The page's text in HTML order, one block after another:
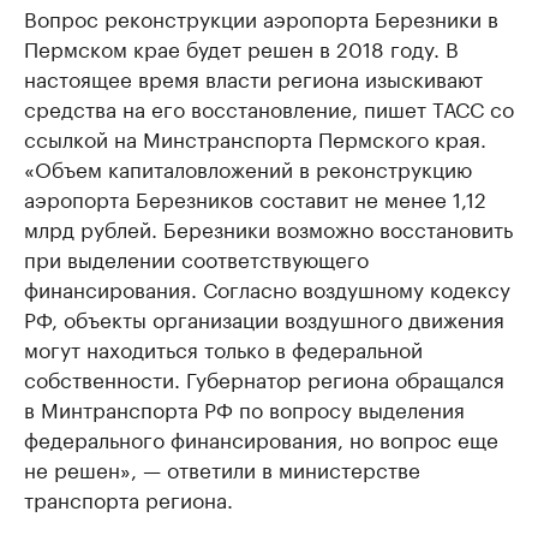
Вопрос реконструкции аэропорта Березники в
Пермском крае будет решен в 2018 году. В
настоящее время власти региона изыскивают
средства на его восстановление, пишет ТАСС со
ссылкой на Минстранспорта Пермского края.
«Объем капиталовложений в реконструкцию
аэропорта Березников составит не менее 1,12
млрд рублей. Березники возможно восстановить
при выделении соответствующего
финансирования. Согласно воздушному кодексу
РФ, объекты организации воздушного движения
могут находиться только в федеральной
собственности. Губернатор региона обращался
в Минтранспорта РФ по вопросу выделения
федерального финансирования, но вопрос еще
не решен», — ответили в министерстве
транспорта региона.